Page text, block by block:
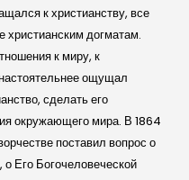
к христианству, все
христианским догматам.
к миру, к
ощущал
сделать его
окружающего мира. В 1864
поставил вопрос о
Его Богочеловеческой